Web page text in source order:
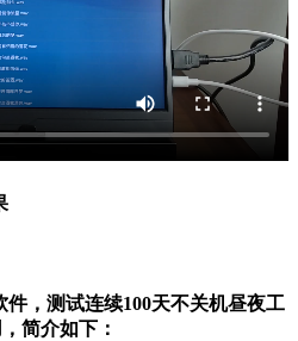
件，测试连续100天不关机昼夜工
简介如下：